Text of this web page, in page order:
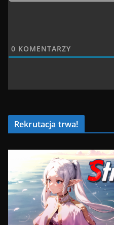
0 KOMENTARZY
Rekrutacja trwa!